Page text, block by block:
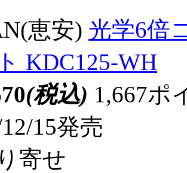
恵安) 光学6倍
KDC125-WH
(税込) 1,667ポ
15発売
寄せ